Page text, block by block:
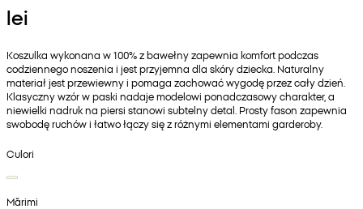
lei
Koszulka wykonana w 100% z bawełny zapewnia komfort podczas
codziennego noszenia i jest przyjemna dla skóry dziecka. Naturalny
materiał jest przewiewny i pomaga zachować wygodę przez cały dzień.
Klasyczny wzór w paski nadaje modelowi ponadczasowy charakter, a
niewielki nadruk na piersi stanowi subtelny detal. Prosty fason zapewnia
swobodę ruchów i łatwo łączy się z różnymi elementami garderoby.
Culori
Mărimi